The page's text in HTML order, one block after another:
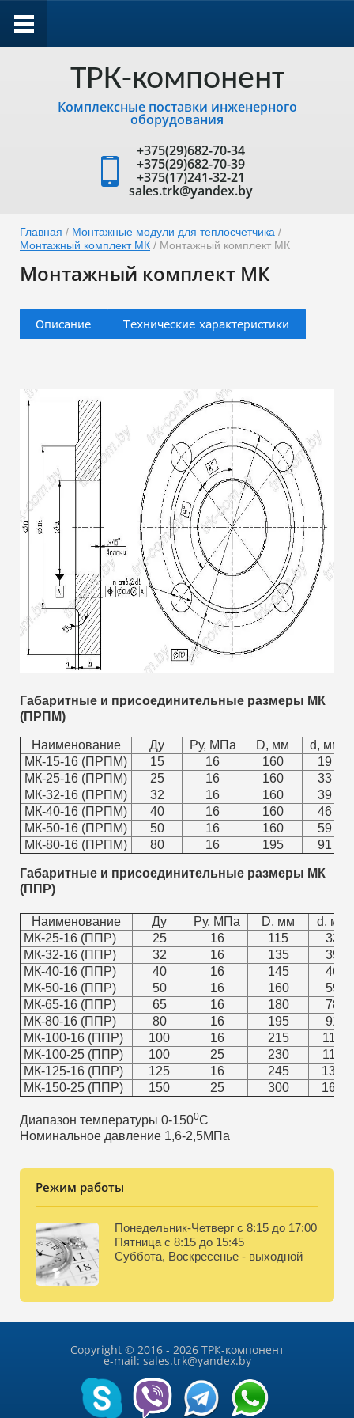
ТРК-компонент
Комплексные поставки инженерного
оборудования
+375(29)682-70-34
+375(29)682-70-39
+375(17)241-32-21
sales.trk@yandex.by
Главная / Монтажные модули для теплосчетчика /
Монтажный комплект МК / Монтажный комплект МК
Монтажный комплект МК
Габаритные и присоединительные размеры МК
(ПРПМ)
Наименование Ду Ру, МПа D, мм
d, мм
МК-15-16 (ПРПМ)
15 16 160
19
МК-25-16 (ПРПМ)
25 16 160
33
МК-32-16 (ПРПМ)
32 16 160
39
МК-40-16 (ПРПМ)
40 16 160
46
МК-50-16 (ПРПМ)
50 16 160
59
МК-80-16 (ПРПМ)
80 16 195 91
Габаритные и присоединительные размеры МК
(ППР)
Наименование Ду Ру, МПа D, мм
d, мм
МК-25-16 (ППР)
25 16 115
33
МК-32-16 (ППР)
32 16 135
39
МК-40-16 (ППР)
40 16 145
46
МК-50-16 (ППР)
50 16 160
59
МК-65-16 (ППР)
65 16 180
78
МК-80-16 (ППР)
80 16 195
91
МК-100-16 (ППР)
100 16 215
110
МК-100-25 (ППР)
100 25 230
110
МК-125-16 (ППР)
125 16 245
133
МК-150-25 (ППР)
150 25 300 161
Диапазон температуры 0-1500С
Номинальное давление 1,6-2,5МПа
Режим работы
Понедельник-Четверг с 8:15 до 17:00
Пятница с 8:15 до 15:45
Суббота, Воскресенье - выходной
Copyright © 2016 - 2026 ТРК-компонент
e-mail: sales.trk@yandex.by